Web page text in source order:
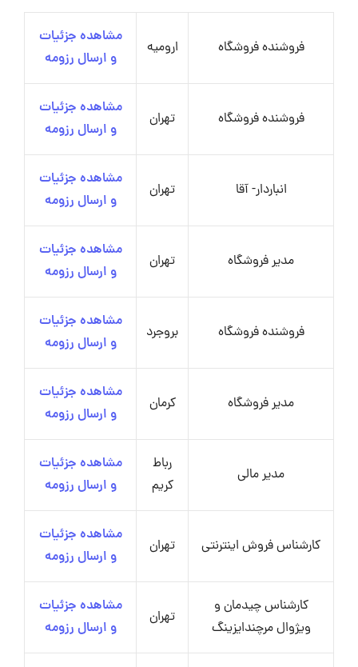
فروشنده فروشگاه ارومیه
مشاهده جزئیات
و ارسال رزومه
فروشنده فروشگاه تهران
مشاهده جزئیات
و ارسال رزومه
انباردار- آقا تهران
مشاهده جزئیات
و ارسال رزومه
مدیر فروشگاه تهران
مشاهده جزئیات
و ارسال رزومه
فروشنده فروشگاه بروجرد
مشاهده جزئیات
و ارسال رزومه
مدیر فروشگاه کرمان
مشاهده جزئیات
و ارسال رزومه
مدیر مالی
رباط
کریم
مشاهده جزئیات
و ارسال رزومه
کارشناس فروش اینترنتی تهران
مشاهده جزئیات
و ارسال رزومه
کارشناس چیدمان و
ویژوال مرچندایزینگ
تهران
مشاهده جزئیات
و ارسال رزومه